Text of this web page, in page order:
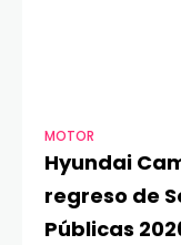
MOTOR
Hyundai
regreso de
Públicas